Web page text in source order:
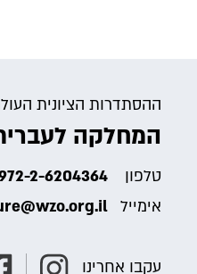
ההסתדרות הציונית
המחלקה
טלפון
2-6204364
אימייל
עקבו אחרינו